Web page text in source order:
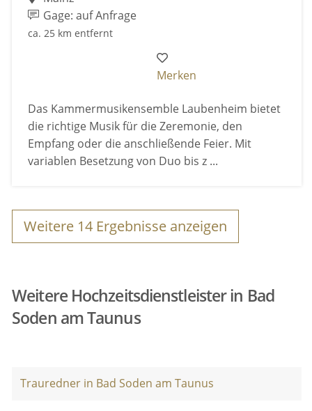
Gage: auf Anfrage
ca. 25 km entfernt
Merken
Das Kammermusikensemble Laubenheim bietet
die richtige Musik für die Zeremonie, den
Empfang oder die anschließende Feier. Mit
variablen Besetzung von Duo bis z ...
Weitere 14 Ergebnisse anzeigen
Weitere Hochzeitsdienstleister in Bad
Soden am Taunus
Trauredner in Bad Soden am Taunus